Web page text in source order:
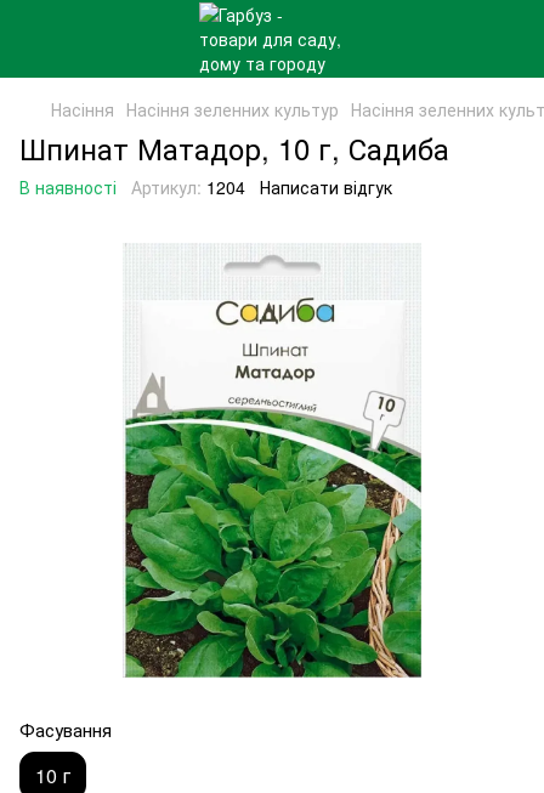
Насіння Насіння зеленних культур Насіння зеленних
Шпинат Матадор, 10 г, Садиба
В наявності Артикул: 1204 Написати відгук
Фасування
10 г